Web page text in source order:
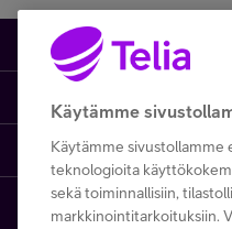
EN SV
Kauppa
Puhelinliittymät
Mobiililaajakaista
Tarjoukset
iPhone 17
Asiakastuki netissä
Etsi apua ja ohjeita
Ota yhteyttä
Käytämme
Käytämme sivustollamme
teknologioita
sekä toiminnallisiin,
markkinointitarkoituksiin.